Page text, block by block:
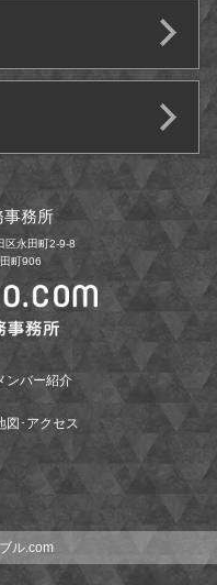
事務所
永田町2-9-8
町906
ンバー紹介
図･アクセス
ル.com